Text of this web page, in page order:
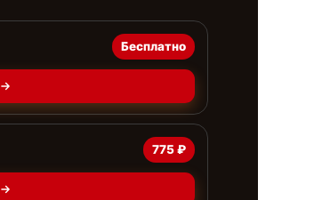
Бесплатно
775 ₽